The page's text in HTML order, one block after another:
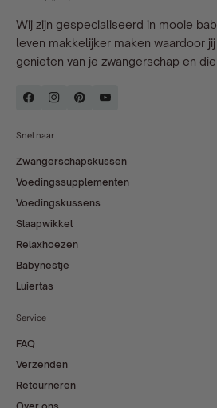
Wij zijn gespecialiseerd in mooie
leven makkelijker maken waardoor
genieten van je zwangerschap en
Snel naar
Zwangerschapskussen
Voedingssupplementen
Voedingskussens
Slaapwikkel
Relaxhoezen
Babynestje
Luiertas
Service
FAQ
Verzenden
Retourneren